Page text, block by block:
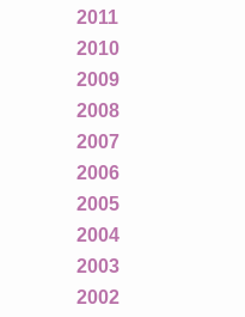
2011
2010
2009
2008
2007
2006
2005
2004
2003
2002